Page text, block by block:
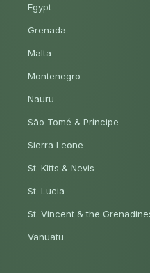
Egypt
Grenada
Malta
Montenegro
Nauru
São Tomé & Príncipe
Sierra Leone
St. Kitts & Nevis
St. Lucia
St. Vincent & the
Vanuatu